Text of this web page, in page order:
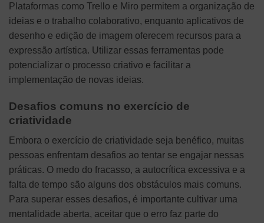
Plataformas como Trello e Miro permitem a organização de
ideias e o trabalho colaborativo, enquanto aplicativos de
desenho e edição de imagem oferecem recursos para a
expressão artística. Utilizar essas ferramentas pode
potencializar o processo criativo e facilitar a
implementação de novas ideias.
Desafios comuns no exercício de
criatividade
Embora o exercício de criatividade seja benéfico, muitas
pessoas enfrentam desafios ao tentar se engajar nessas
práticas. O medo do fracasso, a autocrítica excessiva e a
falta de tempo são alguns dos obstáculos mais comuns.
Para superar esses desafios, é importante cultivar uma
mentalidade aberta, aceitar que o erro faz parte do